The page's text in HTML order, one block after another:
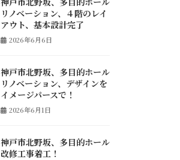
リノベーション、４階のレイ
アウト、基本設計完了
2026年6月6日
神戸市北野坂、多目的ホール
リノベーション、デザインを
イメージパースで！
2026年6月1日
神戸市北野坂、多目的ホール
改修工事着工！